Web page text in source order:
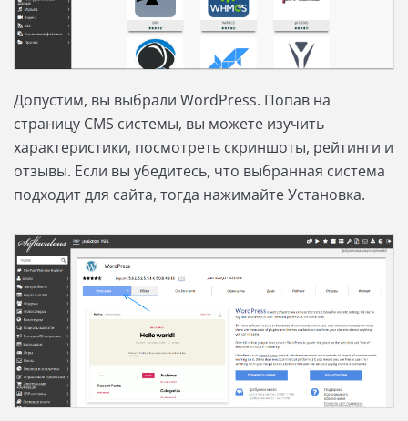
Допустим, вы выбрали WordPress. Попав на
страницу CMS системы, вы можете изучить
характеристики, посмотреть скриншоты, рейтинги и
отзывы. Если вы убедитесь, что выбранная система
подходит для сайта, тогда нажимайте Установка.